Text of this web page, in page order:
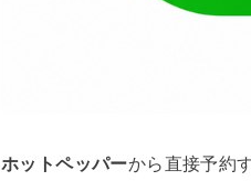
ホットペッパーから直接予約